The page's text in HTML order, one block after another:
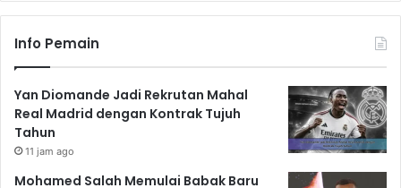
Info Pemain
Yan Diomande Jadi Rekrutan Mahal
Real Madrid dengan Kontrak Tujuh
Tahun
11 jam ago
Mohamed Salah Memulai Babak Baru